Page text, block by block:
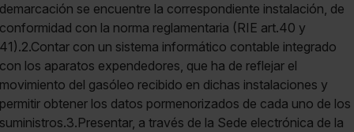
demarcación se encuentre la correspondiente instalación, de
conformidad con la norma reglamentaria (RIE art.40 y
41).2.Contar con un sistema informático contable integrado
con los aparatos expendedores, que ha de reflejar el
movimiento del gasóleo recibido en dichas instalaciones y
permitir obtener los datos pormenorizados de cada uno de los
suministros.3.Presentar, a través de la Sede electrónica de la